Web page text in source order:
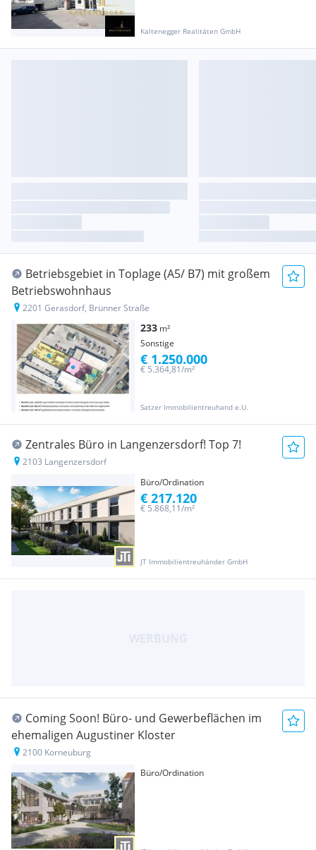
Kaltenegger Realitäten GmbH
Betriebsgebiet in Toplage (A5/ B7) mit großem
Betriebswohnhaus
2201 Gerasdorf, Brünner Straße
233 m²
Sonstige
Satzer Immobilientreuhand e.U.
€ 5.364,81/m²
€ 1.250.000
Zentrales Büro in Langenzersdorf! Top 7!
2103 Langenzersdorf
Büro/Ordination
JT Immobilientreuhänder GmbH
€ 5.868,11/m²
€ 217.120
Coming Soon! Büro- und Gewerbeflächen im
ehemaligen Augustiner Kloster
2100 Korneuburg
Büro/Ordination